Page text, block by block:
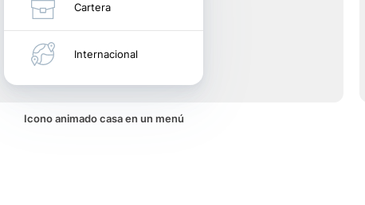
Cartera
Internacional
Icono animado casa en un menú